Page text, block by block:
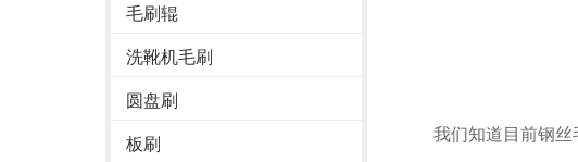
毛刷辊
洗靴机毛刷
圆盘刷
板刷
我们知道目前钢丝毛